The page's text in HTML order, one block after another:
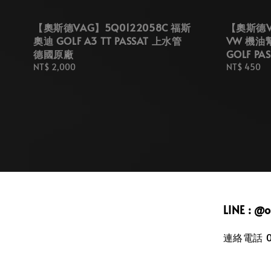
【奧斯德VAG】5Q0122058C 福斯
奧迪 GOLF A3 TT PASSAT 上水管
德國原廠
Regular
NT$ 2,000
【奧斯
VW 機油
GOLF
Regular
NT$ 450
LINE :
連絡電話